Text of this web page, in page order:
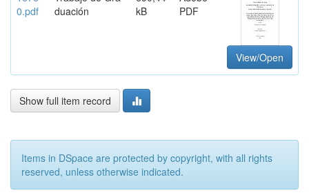
0.pdf
duación
kB
PDF
View/Open
Show full item record
Items in DSpace are protected by copyright, with all rights
reserved, unless otherwise indicated.